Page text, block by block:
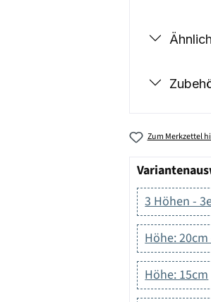
Ähnlich
Zum Merkzettel
3 Höhen -
Höhe:
Höhe: 15cm